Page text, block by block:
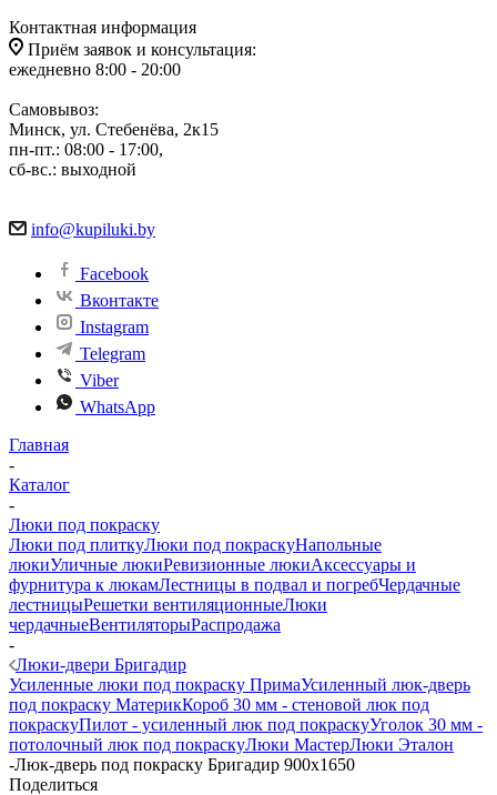
Контактная информация
Приём заявок и консультация:
ежедневно 8:00 - 20:00
Самовывоз:
Минск, ул. Стебенёва, 2к15
пн-пт.: 08:00 - 17:00,
сб-вс.: выходной
info@kupiluki.by
Facebook
Вконтакте
Instagram
Telegram
Viber
WhatsApp
Главная
-
Каталог
-
Люки под покраску
Люки под плиткуЛюки под покраскуНапольные
люкиУличные люкиРевизионные люкиАксессуары и
фурнитура к люкамЛестницы в подвал и погребЧердачные
лестницыРешетки вентиляционныеЛюки
чердачныеВентиляторыРаспродажа
-
Люки-двери Бригадир
Усиленные люки под покраску ПримаУсиленный люк-дверь
под покраску МатерикКороб 30 мм - стеновой люк под
покраскуПилот - усиленный люк под покраскуУголок 30 мм -
потолочный люк под покраскуЛюки МастерЛюки Эталон
-Люк-дверь под покраску Бригадир 900х1650
Поделиться